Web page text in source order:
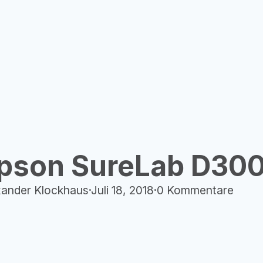
SureLab
Klockhaus·Juli 18, 2018·0 Kommentare